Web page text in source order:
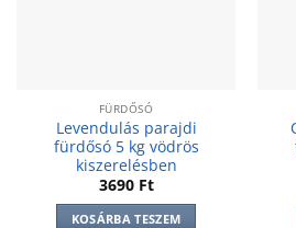
FÜRDŐSÓ
Levendulás parajdi
fürdősó 5 kg vödrös
kiszerelésben
3690 Ft
KOSÁRBA TESZEM